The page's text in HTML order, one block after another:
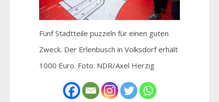
Fünf Stadtteile puzzeln für einen guten
Zweck. Der Erlenbusch in Volksdorf erhält
1000 Euro. Foto: NDR/Axel Herzig